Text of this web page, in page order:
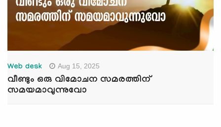
Web desk Aug 15, 2025
വീണ്ടും ഒരു വിമോചന സമരത്തിന്
സമയമാവുന്നുവോ